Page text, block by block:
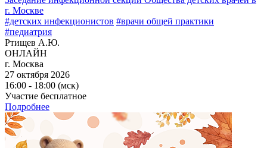
г. Москве
#детских инфекционистов #врачи общей практики
#педиатрия
Ртищев А.Ю.
ОНЛАЙН
г. Москва
27 октября 2026
16:00 - 18:00 (мск)
Участие бесплатное
Подробнее